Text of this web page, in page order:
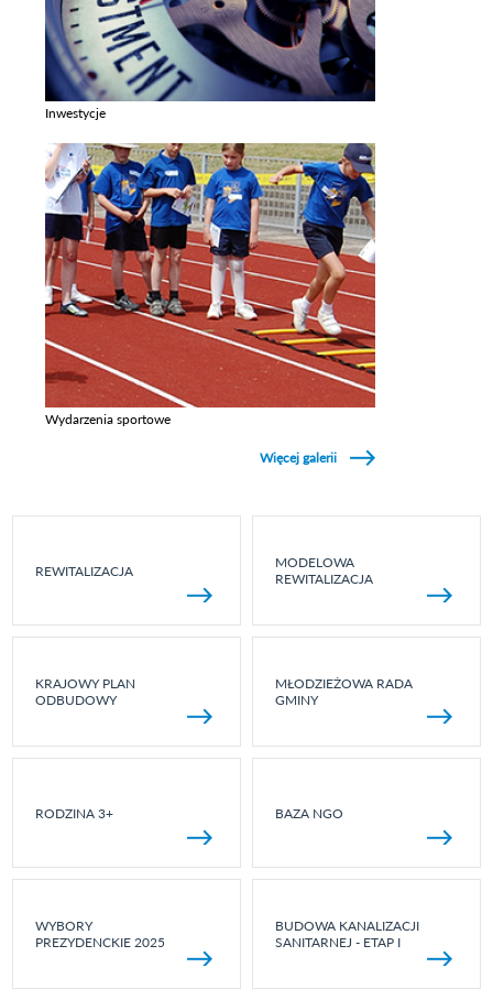
Inwestycje
Wydarzenia sportowe
Więcej galerii
REWITALIZACJA
MODELOWA
REWITALIZACJA
KRAJOWY PLAN
ODBUDOWY
MŁODZIEŻOWA RADA
GMINY
RODZINA 3+ BAZA NGO
WYBORY
PREZYDENCKIE 2025
BUDOWA KANALIZACJI
SANITARNEJ - ETAP I